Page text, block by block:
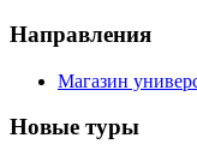
Направления
Магазин
Новые туры